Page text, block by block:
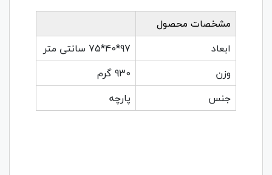
مشخصات محصول
ابعاد
97*40*75 سانتی متر
وزن
930 گرم
جنس
پارچه